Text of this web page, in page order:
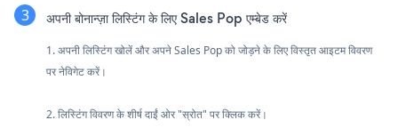
अपनी बोनान्ज़ा लिस्टिंग के लिए Sales Pop एम्बेड करें
1. अपनी लिस्टिंग खोलें और अपने Sales Pop को जोड़ने के लिए विस्तृत आइटम विवरण
पर नेविगेट करें।
2. लिस्टिंग विवरण के शीर्ष दाईं ओर "स्रोत" पर क्लिक करें।